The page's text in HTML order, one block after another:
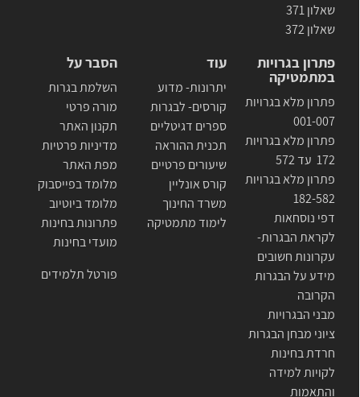
שאלון 371
שאלון 372
פתרון בגרויות
במתמטיקה
פתרון מלא בגרויות
001-007
פתרון מלא בגרויות
172 עד 572
פתרון מלא בגרויות
182-582
דפי נוסחאות
לקראת הבגרות-
עקרונות חשובים
מידע על הבגרות
הקרובה
מבני הבגרויות
ציוני מבחן הבגרות
חרדת בחינות
לקויות למידה
והתאמות
עוד
יתרונות- מדוע
קורסים- לבגרות
ספרים דגיטליים
תכנית ההוראה
שיעורים פרטיים
קורס אונליין
משרד החינוך
לימוד מתמטיקה
הסבר על
השלמת בגרות
מורה פרטי
תקנון האתר
מדיניות פרטיות
מפת האתר
מלומד בפייסבוק
מלומד ביוטיוב
פתרונות בחינות
מועדי בחינות
פורטל תלמידים